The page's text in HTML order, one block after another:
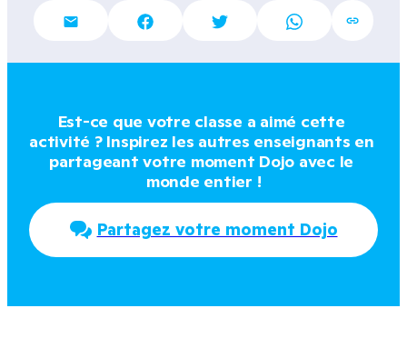
Est-ce que votre classe a aimé cette
activité ? Inspirez les autres enseignants en
partageant votre moment Dojo avec le
monde entier !
Partagez votre moment Dojo